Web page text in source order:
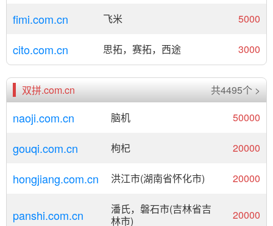
fimi.com.cn 飞米 5000
cito.com.cn 思拓，赛拓，西途 3000
双拼.com.cn 共4495个 >
naoji.com.cn 脑机 50000
gouqi.com.cn 枸杞 20000
hongjiang.com.cn 洪江市(湖南省怀化市) 20000
panshi.com.cn
潘氏，磐石市(吉林省吉
林市)
20000